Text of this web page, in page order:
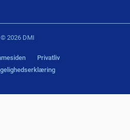
© 2026 DMI
Privatliv